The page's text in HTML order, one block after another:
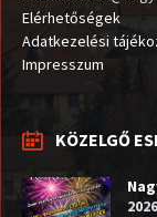
Elérhetőségek
Adatkezelési
Impresszum
KÖZELGŐ